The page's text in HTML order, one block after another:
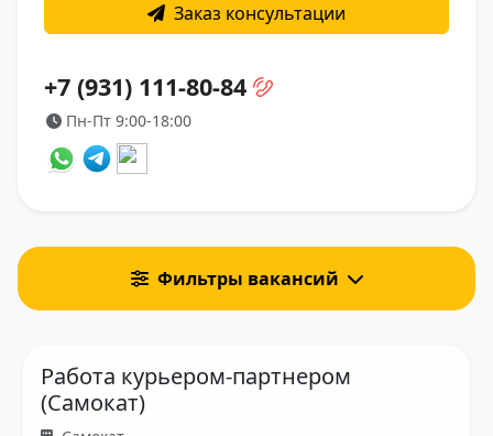
Фильтры вакансий
Заказ консультации
+7 (931) 111-80-84
Пн-Пт 9:00-18:00
Работа курьером-партнером
(Самокат)